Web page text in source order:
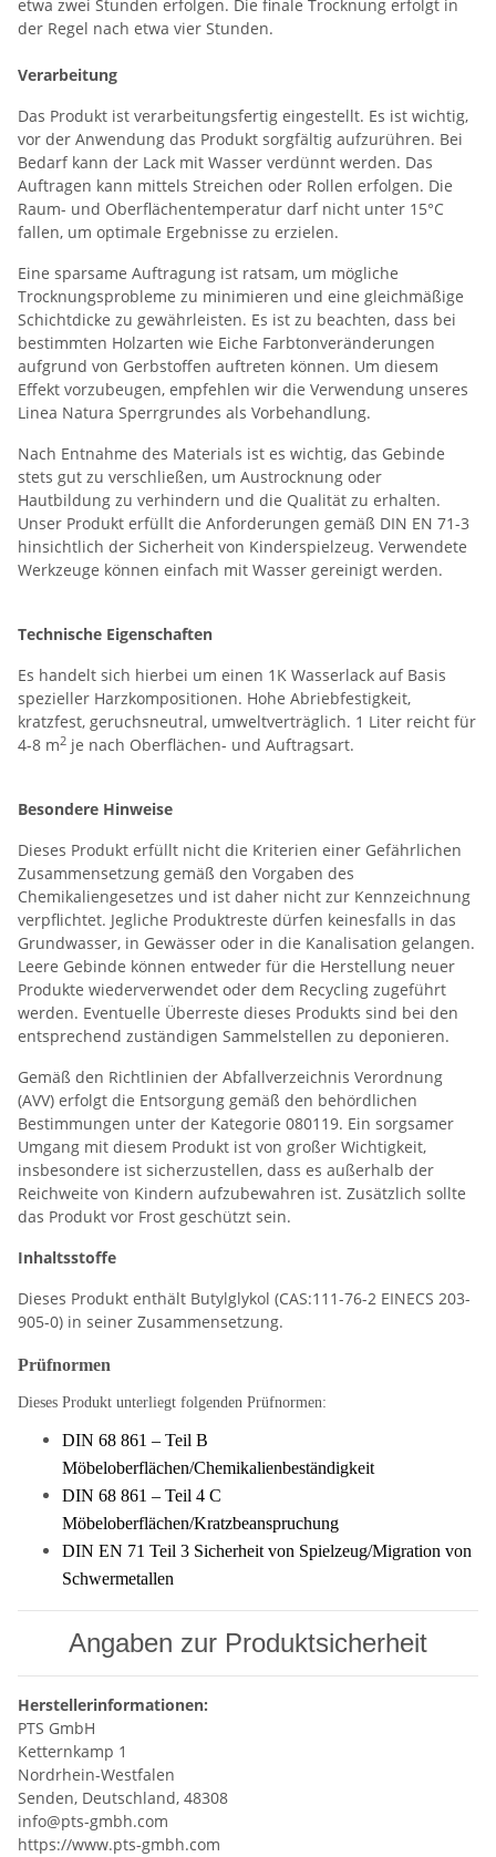
etwa zwei Stunden erfolgen. Die finale Trocknung erfolgt in
der Regel nach etwa vier Stunden.
Verarbeitung
Das Produkt ist verarbeitungsfertig eingestellt. Es ist wichtig,
vor der Anwendung das Produkt sorgfältig aufzurühren. Bei
Bedarf kann der Lack mit Wasser verdünnt werden. Das
Auftragen kann mittels Streichen oder Rollen erfolgen. Die
Raum- und Oberflächentemperatur darf nicht unter 15°C
fallen, um optimale Ergebnisse zu erzielen.
Eine sparsame Auftragung ist ratsam, um mögliche
Trocknungsprobleme zu minimieren und eine gleichmäßige
Schichtdicke zu gewährleisten. Es ist zu beachten, dass bei
bestimmten Holzarten wie Eiche Farbtonveränderungen
aufgrund von Gerbstoffen auftreten können. Um diesem
Effekt vorzubeugen, empfehlen wir die Verwendung unseres
Linea Natura Sperrgrundes als Vorbehandlung.
Nach Entnahme des Materials ist es wichtig, das Gebinde
stets gut zu verschließen, um Austrocknung oder
Hautbildung zu verhindern und die Qualität zu erhalten.
Unser Produkt erfüllt die Anforderungen gemäß DIN EN 71-3
hinsichtlich der Sicherheit von Kinderspielzeug. Verwendete
Werkzeuge können einfach mit Wasser gereinigt werden.
Technische Eigenschaften
Es handelt sich hierbei um einen 1K Wasserlack auf Basis
spezieller Harzkompositionen. Hohe Abriebfestigkeit,
kratzfest, geruchsneutral, umweltverträglich. 1 Liter reicht für
4-8 m2 je nach Oberflächen- und Auftragsart.
Besondere Hinweise
Dieses Produkt erfüllt nicht die Kriterien einer Gefährlichen
Zusammensetzung gemäß den Vorgaben des
Chemikaliengesetzes und ist daher nicht zur Kennzeichnung
verpflichtet. Jegliche Produktreste dürfen keinesfalls in das
Grundwasser, in Gewässer oder in die Kanalisation gelangen.
Leere Gebinde können entweder für die Herstellung neuer
Produkte wiederverwendet oder dem Recycling zugeführt
werden. Eventuelle Überreste dieses Produkts sind bei den
entsprechend zuständigen Sammelstellen zu deponieren.
Gemäß den Richtlinien der Abfallverzeichnis Verordnung
(AVV) erfolgt die Entsorgung gemäß den behördlichen
Bestimmungen unter der Kategorie 080119. Ein sorgsamer
Umgang mit diesem Produkt ist von großer Wichtigkeit,
insbesondere ist sicherzustellen, dass es außerhalb der
Reichweite von Kindern aufzubewahren ist. Zusätzlich sollte
das Produkt vor Frost geschützt sein.
Inhaltsstoffe
Dieses Produkt enthält Butylglykol (CAS:111-76-2 EINECS 203-
905-0) in seiner Zusammensetzung.
Prüfnormen
Dieses Produkt unterliegt folgenden Prüfnormen:
DIN 68 861 – Teil B
Möbeloberflächen/Chemikalienbeständigkeit
DIN 68 861 – Teil 4 C
Möbeloberflächen/Kratzbeanspruchung
DIN EN 71 Teil 3 Sicherheit von Spielzeug/Migration von
Schwermetallen
Angaben zur Produktsicherheit
Herstellerinformationen:
PTS GmbH
Ketternkamp 1
Nordrhein-Westfalen
Senden, Deutschland, 48308
info@pts-gmbh.com
https://www.pts-gmbh.com